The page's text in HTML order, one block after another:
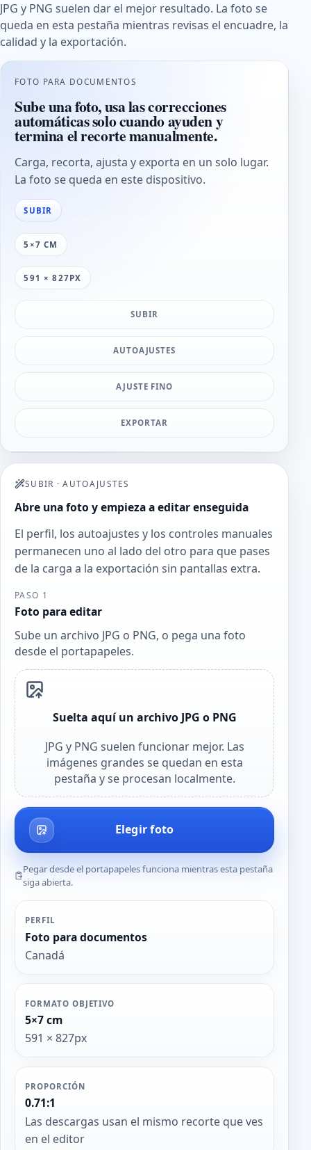
JPG y PNG suelen dar el mejor resultado. La foto se
queda en esta pestaña mientras revisas el encuadre, la
calidad y la exportación.
FOTO PARA DOCUMENTOS
Sube una foto, usa las correcciones
automáticas solo cuando ayuden y
termina el recorte manualmente.
Carga, recorta, ajusta y exporta en un solo lugar.
La foto se queda en este dispositivo.
SUBIR
5×7 CM
591 × 827PX
SUBIR
AUTOAJUSTES
AJUSTE FINO
EXPORTAR
SUBIR ·AUTOAJUSTES
Abre una foto y empieza a editar enseguida
El perfil, los autoajustes y los controles manuales
permanecen uno al lado del otro para que pases
de la carga a la exportación sin pantallas extra.
PASO 1
Foto para editar
Sube un archivo JPG o PNG, o pega una foto
desde el portapapeles.
Suelta aquí un archivo JPG o PNG
JPG y PNG suelen funcionar mejor. Las
imágenes grandes se quedan en esta
pestaña y se procesan localmente.
Elegir foto
Pegar desde el portapapeles funciona mientras esta pestaña
siga abierta.
PERFIL
Foto para documentos
Canadá
FORMATO OBJETIVO
5×7 cm
591 × 827px
PROPORCIÓN
0.71:1
Las descargas usan el mismo recorte que ves
en el editor